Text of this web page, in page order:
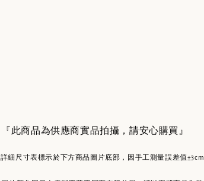
『此商品為供應商實品拍攝，請安心購買』
詳細尺寸表標示於下方商品圖片底部，因手工測量誤差值±3cm